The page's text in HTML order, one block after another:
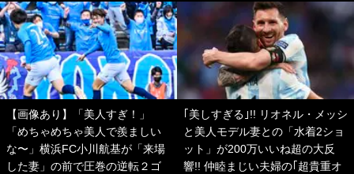
【画像あり】「美人すぎ！」
「めちゃめちゃ美人で羨ましい
な〜」横浜FC小川航基が「来場
した妻」の前で圧巻の逆転２ゴ
｢美しすぎる｣!! リオネル・メッシ
と美人モデル妻との「水着2ショ
ット」が200万いいね超の大反
響!! 仲睦まじい夫婦の｢超貴重オ